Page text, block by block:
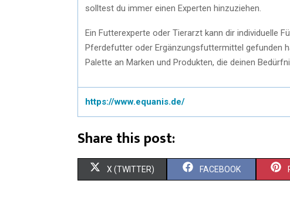
solltest du immer einen Experten hinzuziehen.
Ein Futterexperte oder Tierarzt kann dir individuelle
Pferdefutter oder Ergänzungsfuttermittel gefunden
Palette an Marken und Produkten, die deinen
https://www.equanis.de/
Share this post:
X (TWITTER) FACEBOOK